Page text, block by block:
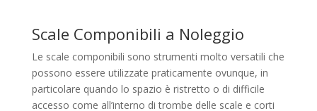
Scale Componibili a Noleggio
Le scale componibili sono strumenti molto versatili che
possono essere utilizzate praticamente ovunque, in
particolare quando lo spazio è ristretto o di difficile
accesso come all’interno di trombe delle scale e corti